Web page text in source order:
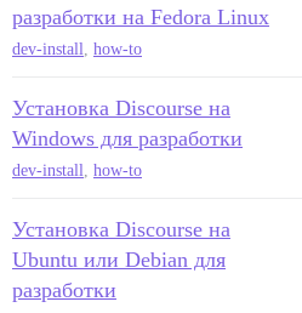
разработки на Fedora Linux
dev-install, how-to
Установка Discourse на
Windows для разработки
dev-install, how-to
Установка Discourse на
Ubuntu или Debian для
разработки